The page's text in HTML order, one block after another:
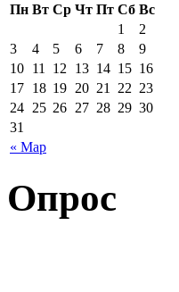
Пн Вт Ср Чт Пт Сб Вс
« Мар
1
2
3
4 5 6 7 8
9
10 11 12 13 14 15 16
17 18 19 20 21 22 23
24 25 26 27 28 29 30
31
Опрос